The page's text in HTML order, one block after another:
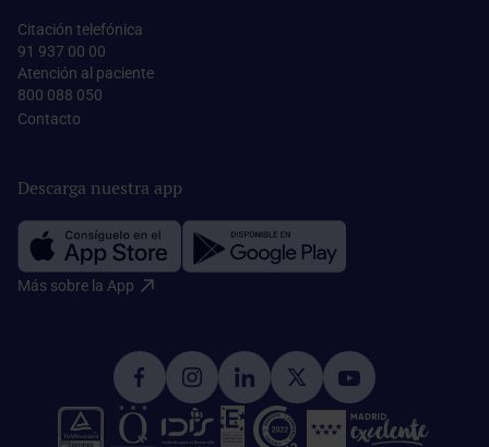
Citación telefónica
91 937 00 00
Atención al paciente
800 088 050
Contacto​
Descarga nuestra app
Más sobre la App​